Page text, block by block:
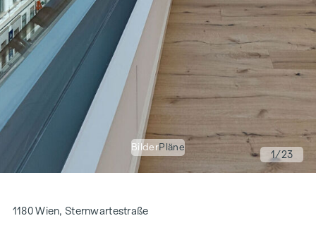
BilderPläne
1/23
1180 Wien, Sternwartestraße